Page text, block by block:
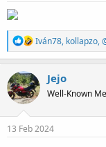
R
e
a
c
t
i
n
s
Iván78, kollapzo,
Jejo
Well-Known
13 Feb 2024